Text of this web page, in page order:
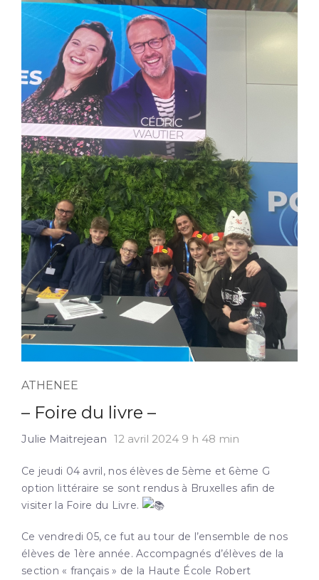
ATHENEE
– Foire du livre –
Julie Maitrejean 12 avril 2024 9 h 48 min
Ce jeudi 04 avril, nos élèves de 5ème et 6ème G
option littéraire se sont rendus à Bruxelles afin de
visiter la Foire du Livre.
Ce vendredi 05, ce fut au tour de l’ensemble de nos
élèves de 1ère année. Accompagnés d’élèves de la
section « français » de la Haute École Robert